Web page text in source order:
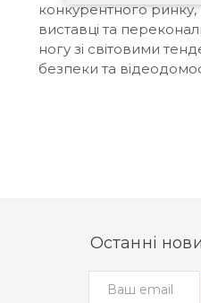
конкурентного
виставці та
ногу зі світовими
безпеки та
Останні